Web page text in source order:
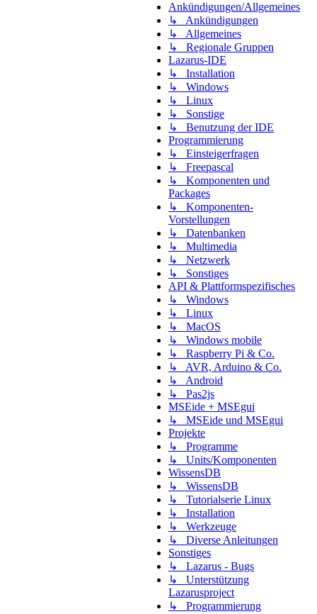
Ankündigungen/Allgemeines
↳ Ankündigungen
↳ Allgemeines
↳ Regionale Gruppen
Lazarus-IDE
↳ Installation
↳ Windows
↳ Linux
↳ Sonstige
↳ Benutzung der IDE
Programmierung
↳ Einsteigerfragen
↳ Freepascal
↳ Komponenten und
Packages
↳ Komponenten-
Vorstellungen
↳ Datenbanken
↳ Multimedia
↳ Netzwerk
↳ Sonstiges
API & Plattformspezifisches
↳ Windows
↳ Linux
↳ MacOS
↳ Windows mobile
↳ Raspberry Pi & Co.
↳ AVR, Arduino & Co.
↳ Android
↳ Pas2js
MSEide + MSEgui
↳ MSEide und MSEgui
Projekte
↳ Programme
↳ Units/Komponenten
WissensDB
↳ WissensDB
↳ Tutorialserie Linux
↳ Installation
↳ Werkzeuge
↳ Diverse Anleitungen
Sonstiges
↳ Lazarus - Bugs
↳ Unterstützung
Lazarusproject
↳ Programmierung